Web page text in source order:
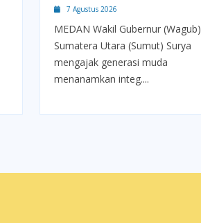
7 Agustus 2026
MEDAN Wakil Gubernur (Wagub)
Sumatera Utara (Sumut) Surya
mengajak generasi muda
menanamkan integ....